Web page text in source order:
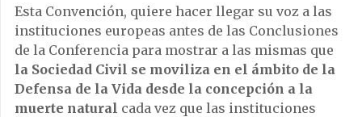
Esta Convención, quiere hacer llegar su voz a las
instituciones europeas antes de las Conclusiones
de la Conferencia para mostrar a las mismas que
la Sociedad Civil se moviliza en el ámbito de la
Defensa de la Vida desde la concepción a la
muerte natural cada vez que las instituciones